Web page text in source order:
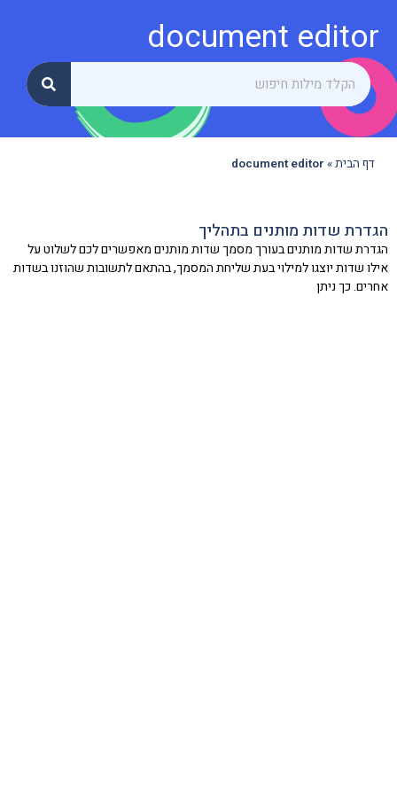
document editor
דף הבית»
document editor
הגדרת שדות מותנים בתהליך
הגדרת שדות מותנים בעורך מסמך שדות מותנים מאפשרים לכם לשלוט על
אילו שדות יוצגו למילוי בעת שליחת המסמך, בהתאם לתשובות שהוזנו בשדות
אחרים. כך ניתן